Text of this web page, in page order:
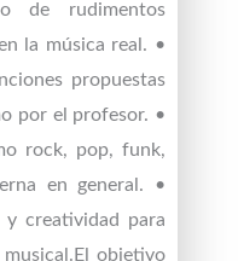
de rudimentos
la música real. •
propuestas
por el profesor. •
rock, pop, funk,
en general. •
y creatividad para
objetivo